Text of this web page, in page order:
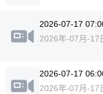
2026-07-17
2026年-07月-17
2026-07-17
2026年-07月-17